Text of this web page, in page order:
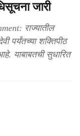
जारी
राज्यातील
पर्यंतच्या शक्तिपीठ
याबाबतची सुधारित